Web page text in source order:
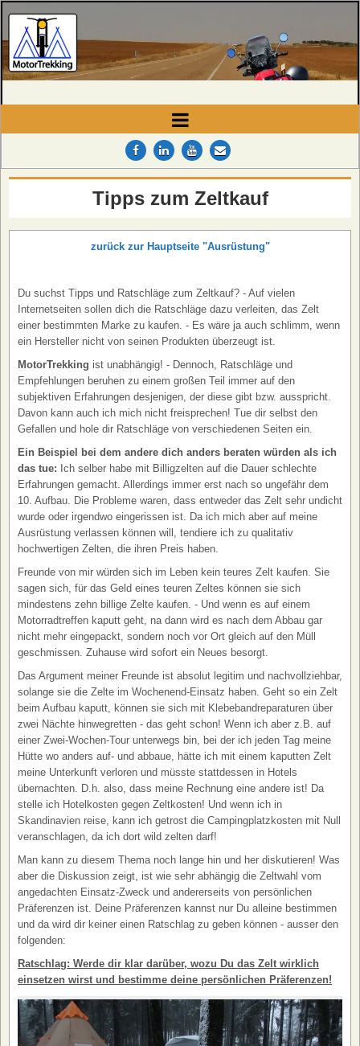
MotorTrekking
Tipps zum Zeltkauf
zurück zur Hauptseite "Ausrüstung"
Du suchst Tipps und Ratschläge zum Zeltkauf? - Auf vielen
Internetseiten sollen dich die Ratschläge dazu verleiten, das Zelt
einer bestimmten Marke zu kaufen. - Es wäre ja auch schlimm, wenn
ein Hersteller nicht von seinen Produkten überzeugt ist.
MotorTrekking ist unabhängig! - Dennoch, Ratschläge und
Empfehlungen beruhen zu einem großen Teil immer auf den
subjektiven Erfahrungen desjenigen, der diese gibt bzw. ausspricht.
Davon kann auch ich mich nicht freisprechen! Tue dir selbst den
Gefallen und hole dir Ratschläge von verschiedenen Seiten ein.
Ein Beispiel bei dem andere dich anders beraten würden als ich
das tue: Ich selber habe mit Billigzelten auf die Dauer schlechte
Erfahrungen gemacht. Allerdings immer erst nach so ungefähr dem
10. Aufbau. Die Probleme waren, dass entweder das Zelt sehr undicht
wurde oder irgendwo eingerissen ist. Da ich mich aber auf meine
Ausrüstung verlassen können will, tendiere ich zu qualitativ
hochwertigen Zelten, die ihren Preis haben.
Freunde von mir würden sich im Leben kein teures Zelt kaufen. Sie
sagen sich, für das Geld eines teuren Zeltes können sie sich
mindestens zehn billige Zelte kaufen. - Und wenn es auf einem
Motorradtreffen kaputt geht, na dann wird es nach dem Abbau gar
nicht mehr eingepackt, sondern noch vor Ort gleich auf den Müll
geschmissen. Zuhause wird sofort ein Neues besorgt.
Das Argument meiner Freunde ist absolut legitim und nachvollziehbar,
solange sie die Zelte im Wochenend-Einsatz haben. Geht so ein Zelt
beim Aufbau kaputt, können sie sich mit Klebebandreparaturen über
zwei Nächte hinwegretten - das geht schon! Wenn ich aber z.B. auf
einer Zwei-Wochen-Tour unterwegs bin, bei der ich jeden Tag meine
Hütte wo anders auf- und abbaue, hätte ich mit einem kaputten Zelt
meine Unterkunft verloren und müsste stattdessen in Hotels
übernachten. D.h. also, dass meine Rechnung eine andere ist! Da
stelle ich Hotelkosten gegen Zeltkosten! Und wenn ich in
Skandinavien reise, kann ich getrost die Campingplatzkosten mit Null
veranschlagen, da ich dort wild zelten darf!
Man kann zu diesem Thema noch lange hin und her diskutieren! Was
aber die Diskussion zeigt, ist wie sehr abhängig die Zeltwahl vom
angedachten Einsatz-Zweck und andererseits von persönlichen
Präferenzen ist. Deine Präferenzen kannst nur Du alleine bestimmen
und da wird dir keiner einen Ratschlag zu geben können - ausser den
folgenden:
Ratschlag: Werde dir klar darüber, wozu Du das Zelt wirklich
einsetzen wirst und bestimme deine persönlichen Präferenzen!